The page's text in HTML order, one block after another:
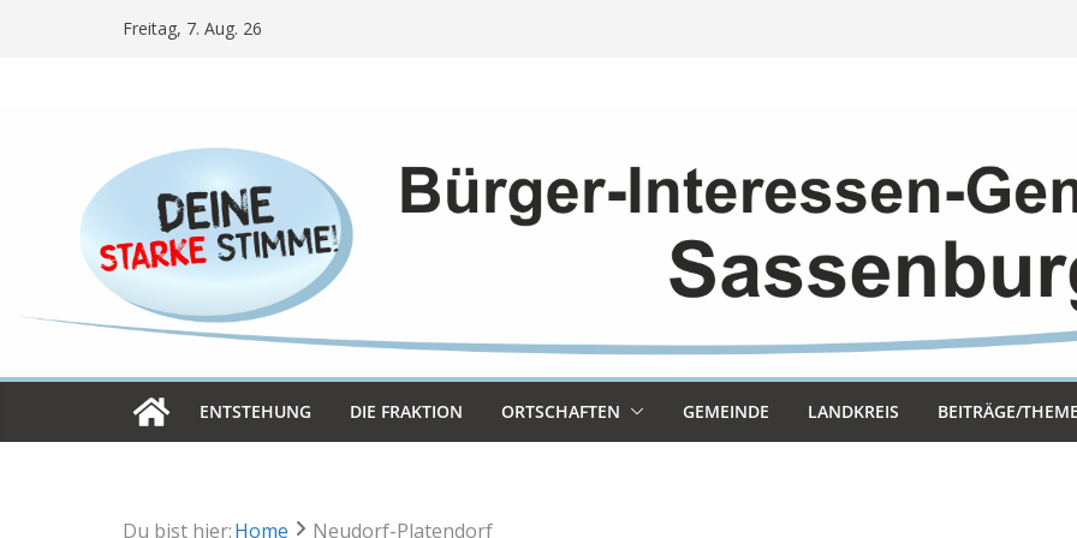
Freitag, 7. Aug. 26
ENT­STE­HUNG DIE FRAK­TION ORT­SCHAF­TEN GEMEINDE LAND­KREIS BEITRÄGE/
Du bist hier:Home Neudorf-Platendorf